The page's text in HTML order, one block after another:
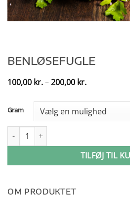
BENLØSEFUGLE
100,00 kr.–200,00 kr.Prisinterval:
200,00 kr.
Gram
Benløsefugle antal
TILFØJ TIL
OM PRODUKTET